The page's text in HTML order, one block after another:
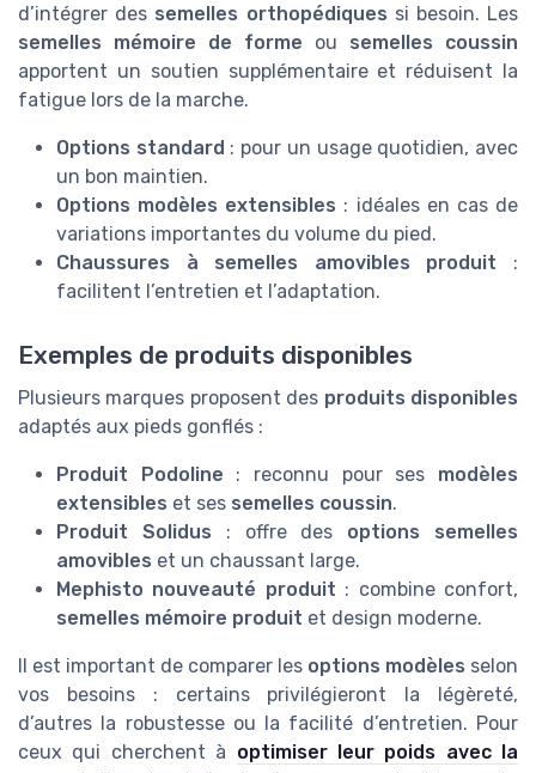
d’intégrer des semelles orthopédiques si besoin. Les
semelles mémoire de forme ou semelles coussin
apportent un soutien supplémentaire et réduisent la
fatigue lors de la marche.
Options standard : pour un usage quotidien, avec
un bon maintien.
Options modèles extensibles : idéales en cas de
variations importantes du volume du pied.
Chaussures à semelles amovibles produit :
facilitent l’entretien et l’adaptation.
Exemples de produits disponibles
Plusieurs marques proposent des produits disponibles
adaptés aux pieds gonflés :
Produit Podoline : reconnu pour ses modèles
extensibles et ses semelles coussin.
Produit Solidus : offre des options semelles
amovibles et un chaussant large.
Mephisto nouveauté produit : combine confort,
semelles mémoire produit et design moderne.
Il est important de comparer les options modèles selon
vos besoins : certains privilégieront la légèreté,
d’autres la robustesse ou la facilité d’entretien. Pour
ceux qui cherchent à optimiser leur poids avec la